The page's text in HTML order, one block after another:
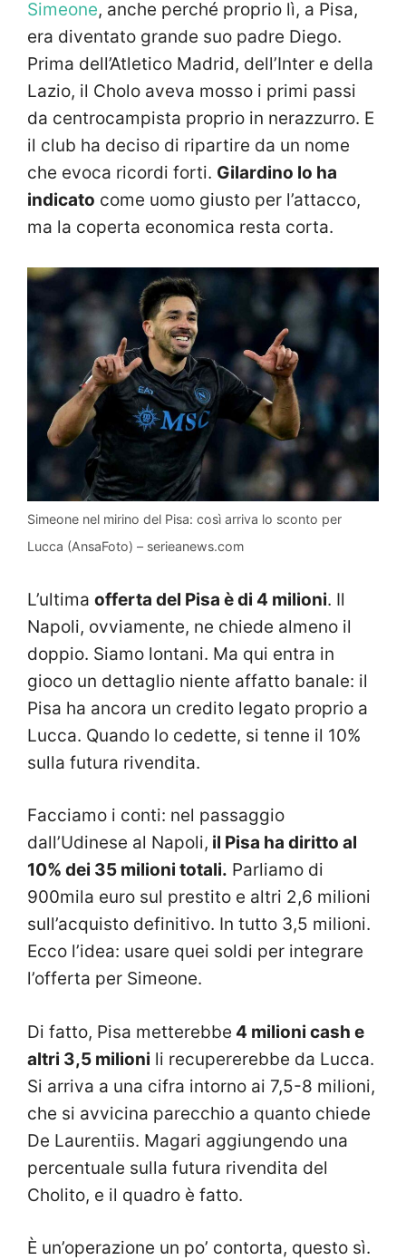
Simeone, anche perché proprio lì, a Pisa,
era diventato grande suo padre Diego.
Prima dell’Atletico Madrid, dell’Inter e della
Lazio, il Cholo aveva mosso i primi passi
da centrocampista proprio in nerazzurro. E
il club ha deciso di ripartire da un nome
che evoca ricordi forti. Gilardino lo ha
indicato come uomo giusto per l’attacco,
ma la coperta economica resta corta.
Simeone nel mirino del Pisa: così arriva lo sconto per
Lucca (AnsaFoto) – serieanews.com
L’ultima offerta del Pisa è di 4 milioni. Il
Napoli, ovviamente, ne chiede almeno il
doppio. Siamo lontani. Ma qui entra in
gioco un dettaglio niente affatto banale: il
Pisa ha ancora un credito legato proprio a
Lucca. Quando lo cedette, si tenne il 10%
sulla futura rivendita.
Facciamo i conti: nel passaggio
dall’Udinese al Napoli, il Pisa ha diritto al
10% dei 35 milioni totali. Parliamo di
900mila euro sul prestito e altri 2,6 milioni
sull’acquisto definitivo. In tutto 3,5 milioni.
Ecco l’idea: usare quei soldi per integrare
l’offerta per Simeone.
Di fatto, Pisa metterebbe 4 milioni cash e
altri 3,5 milioni li recupererebbe da Lucca.
Si arriva a una cifra intorno ai 7,5-8 milioni,
che si avvicina parecchio a quanto chiede
De Laurentiis. Magari aggiungendo una
percentuale sulla futura rivendita del
Cholito, e il quadro è fatto.
È un’operazione un po’ contorta, questo sì.